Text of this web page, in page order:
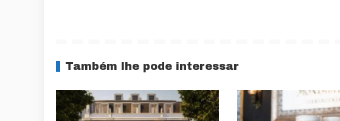
Também lhe pode interessar